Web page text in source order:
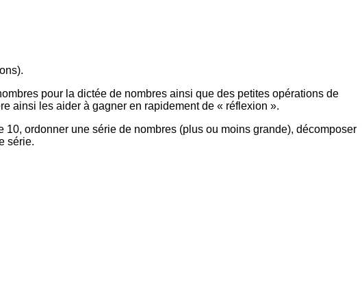
pour la dictée de nombres ainsi que des petites opérations de
ainsi les aider à gagner en rapidement de « réflexion ».
ordonner une série de nombres (plus ou moins grande), décomposer
série.